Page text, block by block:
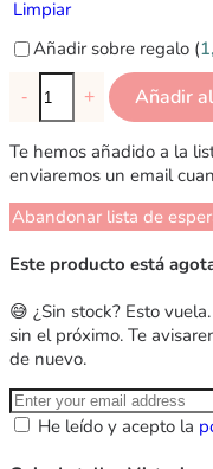
Limpiar
Añadir sobre regalo (
- + Añadir
Te hemos añadido a la
enviaremos un email
Abandonar lista de
Este producto está
😅 ¿Sin stock? Esto
sin el próximo. Te
de nuevo.
He leído y acepto la